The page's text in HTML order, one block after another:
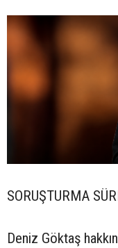
SORUŞTURMA
Deniz Göktaş